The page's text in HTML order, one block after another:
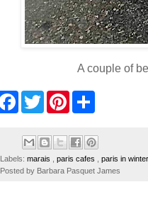
A couple of
o
k
w
t
r
e
s
e
Labels: marais paris cafes paris in winter
Posted by Barbara Pasquet James